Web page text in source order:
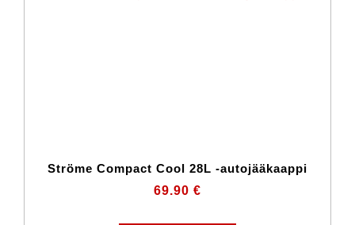
Ströme Compact Cool 28L -autojääkaappi
69.90 €